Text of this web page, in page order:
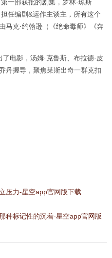
一部获批的剧集，罗林·琼斯
任编剧&运作主谈主，所有这个
马克·约翰逊（《绝命毒师》《奔
影，汤姆·克鲁斯、布拉德·皮
丹握导，聚焦莱斯出奇一群克扣
压力-星空app官网版下载
种标记性的沉着-星空app官网版